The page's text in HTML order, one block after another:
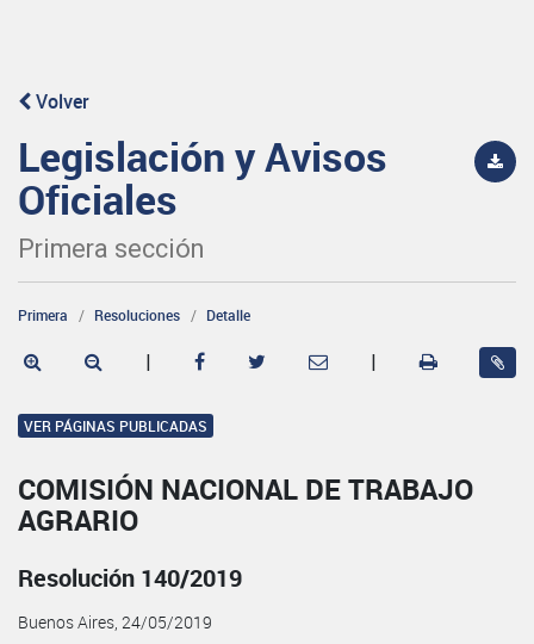
Volver
Legislación y Avisos
Oficiales
Primera sección
Primera Resoluciones Detalle
| |
VER PÁGINAS PUBLICADAS
COMISIÓN NACIONAL DE TRABAJO
AGRARIO
Resolución 140/2019
Buenos Aires, 24/05/2019